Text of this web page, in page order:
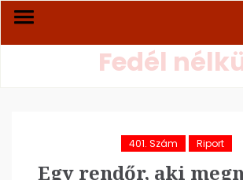
Fedél
401. Szám Riport
Egy rendőr, aki